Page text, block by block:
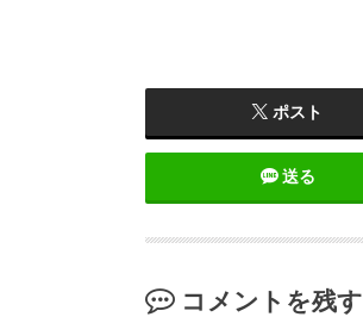
ポスト
送る
コメントを残す